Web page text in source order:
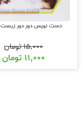
دست نویس دور دور زیست 1 دهم
۱۵,۰۰۰تومان
۱۱,۰۰۰ تومان